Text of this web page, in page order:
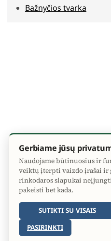
Bažnyčios tvarka
Gerbiame jūsų
Naudojame būtinuosius ir
veiktų įterpti vaizdo įrašai
rinkodaros slapukai
pakeisti bet kada.
SUTIKTI SU VISAIS
PASIRINKTI